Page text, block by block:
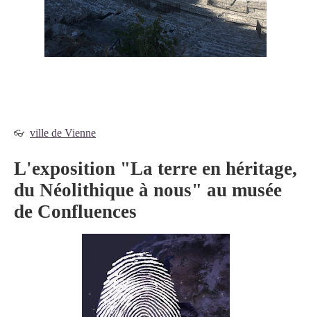
👓 ville de Vienne
L'exposition "La terre en héritage,
du Néolithique à nous" au musée
de Confluences